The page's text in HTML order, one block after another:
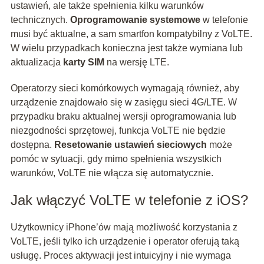
ustawień, ale także spełnienia kilku warunków
technicznych. Oprogramowanie systemowew telefonie
musi być aktualne, a sam smartfon kompatybilny z VoLTE.
W wielu przypadkach konieczna jest także wymiana lub
aktualizacja karty SIM na wersję LTE.
Operatorzy sieci komórkowych wymagają również, aby
urządzenie znajdowało się w zasięgu sieci 4G/LTE. W
przypadku braku aktualnej wersji oprogramowania lub
niezgodności sprzętowej, funkcja VoLTE nie będzie
dostępna. Resetowanie ustawień sieciowych może
pomóc w sytuacji, gdy mimo spełnienia wszystkich
warunków, VoLTE nie włącza się automatycznie.
Jak włączyć VoLTE w telefonie z iOS?
Użytkownicy iPhone’ów mają możliwość korzystania z
VoLTE, jeśli tylko ich urządzenie i operator oferują taką
usługę. Proces aktywacji jest intuicyjny i nie wymaga